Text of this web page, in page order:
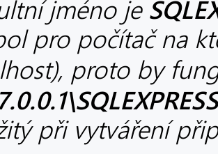
jméno je
pro počítač na
proto by
při vytváření